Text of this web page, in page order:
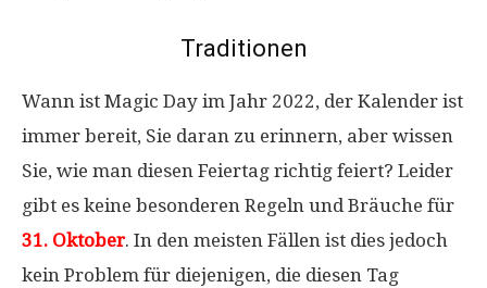
Traditionen
Wann ist Magic Day im Jahr 2022, der Kalender ist
immer bereit, Sie daran zu erinnern, aber wissen
Sie, wie man diesen Feiertag richtig feiert? Leider
gibt es keine besonderen Regeln und Bräuche für
31. Oktober. In den meisten Fällen ist dies jedoch
kein Problem für diejenigen, die diesen Tag